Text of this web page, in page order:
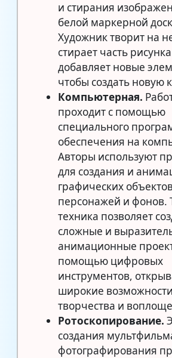
и стирания
белой маркерной
Художник творит на
стирает часть
добавляет новые
чтобы создать новую
Компьютерная.
проходит с помощью
специального
обеспечения на
Авторы используют
для создания и
графических
персонажей и фонов.
техника позволяет
сложные и
анимационные
помощью цифровых
инструментов,
широкие
творчества и
Ротоскопирование.
создания
фотографирования